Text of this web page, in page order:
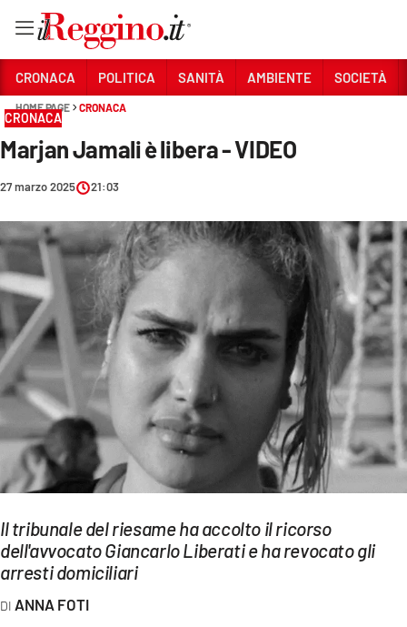
Sezioni
CRONACA
POLITICA
SANITÀ
AMBIENTE
SOCIETÀ
CULTURA
ECONOMIA E LAVORO
EVENTI
SPORT
Streaming
LAC TV
CRONACA POLITICA SANITÀ AMBIENTE SOCIETÀ
HOME PAGE CRONACA
CRONACA
Marjan Jamali è libera - VIDEO
27 marzo 2025 21:03
Il tribunale del riesame ha accolto il ricorso
dell'avvocato Giancarlo Liberati e ha revocato gli
arresti domiciliari
ANNA FOTI